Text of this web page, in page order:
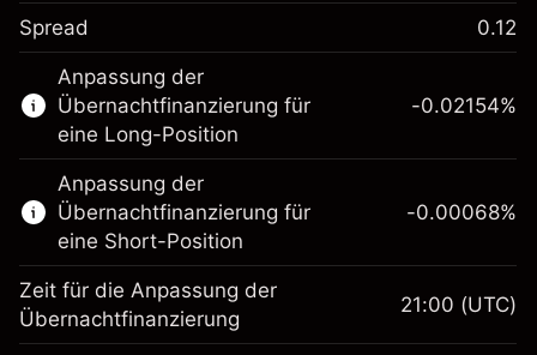
Dieser Finanzmarkt steht für das CFD-
Trading zur Verfügung.
Erfahren Sie mehr über:
CFDs
Spread 0.12
Anpassung der
Übernachtfinanzierung für
eine Long-Position
Margin. Ihre Investition
$1,000.00
-0.02154%
Anpassung der
Übernachtfinanzierung für
eine Short-Position
-0.00068%
Zeit für die Anpassung der
Übernachtfinanzierung
21:00 (UTC)